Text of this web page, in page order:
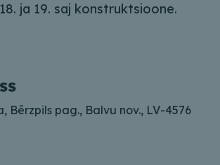
ja 19. saj konstruktsioone.
Bērzpils pag., Balvu nov., LV-4576